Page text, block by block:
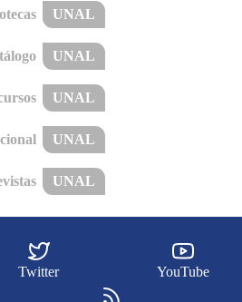
UNAL
UNAL
UNAL
UNAL
UNAL
Twitter YouTube